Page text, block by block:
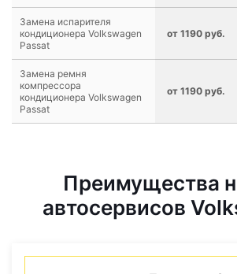
Замена испарителя
кондиционера Volkswagen
Passat
от 1190 руб.
Замена ремня
компрессора
кондиционера Volkswagen
Passat
от 1190 руб.
Преимущества
автосервисов